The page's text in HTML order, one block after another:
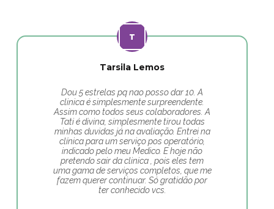
Tarsila Lemos
Dou 5 estrelas pq nao posso dar 10. A
clinica é simplesmente surpreendente.
Assim como todos seus colaboradores. A
Tati é divina, simplesmente tirou todas
minhas duvidas já na avaliação. Entrei na
clínica para um serviço pos operatório,
indicado pelo meu Medico. E hoje não
pretendo sair da clinica , pois eles tem
uma gama de serviços completos, que me
fazem querer continuar. Só gratidão por
ter conhecido vcs.